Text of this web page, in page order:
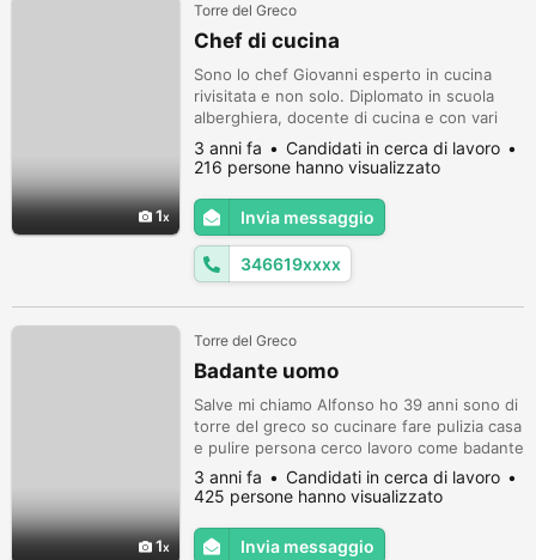
1
Torre del Greco
Chef di cucina
Sono lo chef Giovanni esperto in cucina
rivisitata e non solo. Diplomato in scuola
alberghiera, docente di cucina e con vari
attestati. Specializzato nell'apertura e
riqualificazione di "ristoranti tipici italiani".
Competenze anche in amministrazione
aziendale food-cost, formazione del
personale ristorativo a 360 gradi. Esamino
proposte di collaborazione in...
3 anni fa
Candidati in cerca di lavoro
216 persone hanno visualizzato
Invia messaggio
346619xxxx
1
Torre del Greco
Badante uomo
Salve mi chiamo Alfonso ho 39 anni sono di
torre del greco so cucinare fare pulizia casa
e pulire persona cerco lavoro come badante
3 anni fa
Candidati in cerca di lavoro
425 persone hanno visualizzato
Invia messaggio